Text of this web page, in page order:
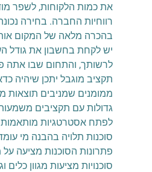
את כמות הלקוחות, לשפר
רווחיות החברה. בחירה
בהכרה מלאה של המקום
יש לקחת בחשבון את גודל
לרשותך, והתחום שבו אתה
תקציב מוגבל יתכן שיהיה
ממומנים שמניבים תוצאות
גדולות עם תקציבים
לפתח אסטרטגיות
סוכנות תלויה בהבנה מי
פתרונות הסוכנות מציעה על
סוכנויות מציעות מגוון